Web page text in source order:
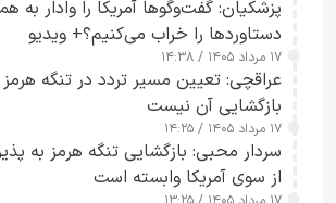
پزشکیان: گفت‌وگوها آمریکا را وادار به
دستاوردها را خراب می‌کنیم؟+ ویدیو
۱۷ مرداد ۱۴۰۵ / ۱۴:۳۸
عراقچی: تعیین مسیر تردد در تنگه
بازگشایی آن نیست
۱۷ مرداد ۱۴۰۵ / ۱۴:۲۵
سردار محبی: بازگشایی تنگه هرمز به
از سوی آمریکا وابسته است